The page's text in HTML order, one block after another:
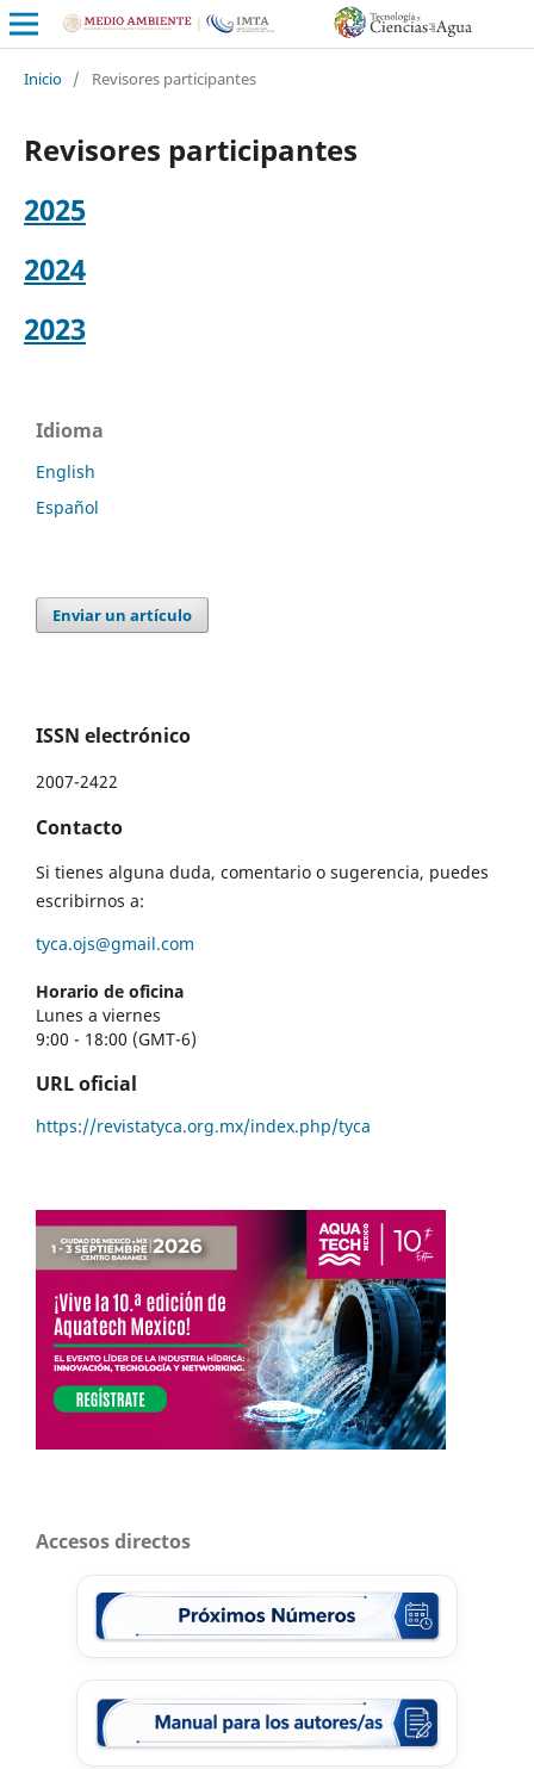
Inicio / Revisores participantes
Revisores participantes
2025
2024
2023
Idioma
English
Español
Enviar un artículo
ISSN electrónico
2007-2422
Contacto
Si tienes alguna duda, comentario o sugerencia, puedes
escribirnos a:
tyca.ojs@gmail.com
Horario de oficina
Lunes a viernes
9:00 - 18:00 (GMT-6)
URL oficial
https://revistatyca.org.mx/index.php/tyca
Accesos directos